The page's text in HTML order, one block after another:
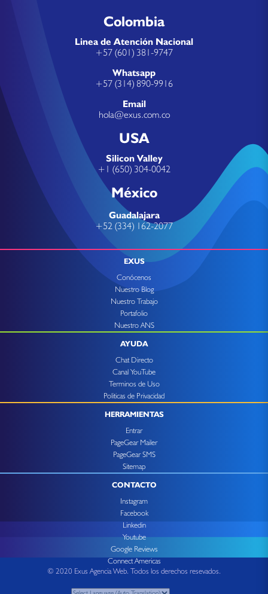
Colombia
Linea de Atención Nacional
+57 (601) 381-9747
Whatsapp
+57 (314) 890-9916
Email
hola@exus.com.co
USA
Silicon Valley
+1 (650) 304-0042
México
Guadalajara
+52 (334) 162-2077
EXUS
Conócenos
Nuestro Blog
Nuestro Trabajo
Portafolio
Nuestro ANS
AYUDA
Chat Directo
Canal YouTube
Terminos de Uso
Politicas de Privacidad
HERRAMIENTAS
Entrar
PageGear Mailer
PageGear SMS
Sitemap
CONTACTO
Instagram
Facebook
Linkedin
Youtube
Google Reviews
Connect Americas
© 2020 Exus Agencia Web. Todos los derechos resevados.